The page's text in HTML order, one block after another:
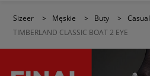
Sizeer > Męskie > Buty > Casual
TIMBERLAND CLASSIC BOAT 2 EYE